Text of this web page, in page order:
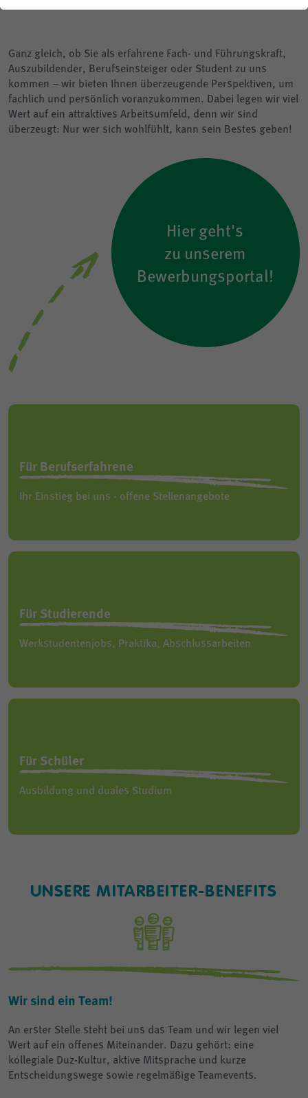
Ganz gleich, ob Sie als erfahrene Fach- und Führungskraft,
Auszubildender, Berufseinsteiger oder Student zu uns
kommen – wir bieten Ihnen überzeugende Perspektiven, um
fachlich und persönlich voranzukommen. Dabei legen wir viel
Wert auf ein attraktives Arbeitsumfeld, denn wir sind
überzeugt: Nur wer sich wohlfühlt, kann sein Bestes geben!
Hier geht's
zu unserem
Bewerbungsportal!
Für Berufserfahrene
Ihr Einstieg bei uns - offene Stellenangebote
Für Studierende
Werkstudentenjobs, Praktika, Abschlussarbeiten
Für Schüler
Ausbildung und duales Studium
UNSERE MITARBEITER-BENEFITS
Wir sind ein Team!
An erster Stelle steht bei uns das Team und wir legen viel
Wert auf ein offenes Miteinander. Dazu gehört: eine
kollegiale Duz-Kultur, aktive Mitsprache und kurze
Entscheidungswege sowie regelmäßige Teamevents.